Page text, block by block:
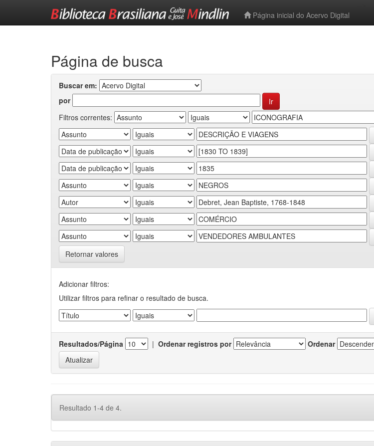
Página inicial do Acervo Digital
Página de busca
Buscar em:
por
Filtros correntes:
Retornar valores
Adicionar filtros:
Utilizar filtros para refinar o resultado de busca.
Resultados/Página | Ordenar registros por Ordenar
Resultado 1-4 de 4.